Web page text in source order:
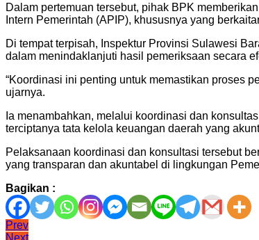
Dalam pertemuan tersebut, pihak BPK
Intern Pemerintah (APIP), khususnya yang
Di tempat terpisah, Inspektur Provinsi Sulawesi
dalam menindaklanjuti hasil pemeriksaan secara
“Koordinasi ini penting untuk memastikan proses
ujarnya.
Ia menambahkan, melalui koordinasi dan
terciptanya tata kelola keuangan daerah yang
Pelaksanaan koordinasi dan konsultasi tersebut
yang transparan dan akuntabel di lingkungan
Bagikan :
Navigasi
Prev
Next